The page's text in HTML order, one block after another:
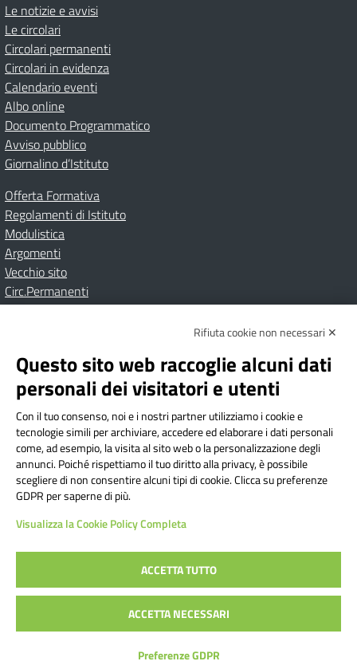
Le notizie e avvisi
Le circolari
Circolari permanenti
Circolari in evidenza
Calendario eventi
Albo online
Documento Programmatico
Avviso pubblico
Giornalino d’Istituto
Offerta Formativa
Regolamenti di Istituto
Modulistica
Argomenti
Vecchio sito
Circ.Permanenti
Albo onlinePrivacy Policy
Dichiarazione di accessibilità
Note Legali
Istituto Comprensivo Bricherasio
Via Cesare Bollea n. 3 - 10064 Bricherasio (TO) | P.E.O.:
toic84200d@istruzione.it | P.E.C.:
toic84200d@pec.istruzione.it
Codice Fiscale: 94544620019 | Cod. Meccanografico:
TOIC84200D | Codice IPA: istsc_toic84200d | Codice
Univoco: UFYI9M
Sito web realizzato da AVVALE SPA|Concept & Design by
Designers Italia
Rifiuta cookie non necessari ✕
Questo sito web raccoglie alcuni dati
personali dei visitatori e utenti
Con il tuo consenso, noi e i nostri partner utilizziamo i cookie e
tecnologie simili per archiviare, accedere ed elaborare i dati personali
come, ad esempio, la visita al sito web o la personalizzazione degli
annunci. Poiché rispettiamo il tuo diritto alla privacy, è possibile
scegliere di non consentire alcuni tipi di cookie. Clicca su preferenze
GDPR per saperne di più.
Visualizza la Cookie Policy Completa
ACCETTA TUTTO
ACCETTA NECESSARI
Preferenze GDPR